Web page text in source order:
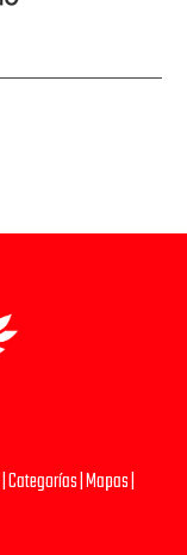
|Categorías|Mapas|